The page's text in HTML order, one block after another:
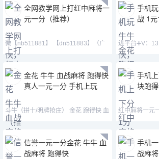
全网教学网上打红中麻将一
元一分（推荐）
微【nb511881】 【dn511883】（广
东一元一分红中癞子爆
手机
战 1
进平台➕V：
金花 牛牛 血战麻将 跑得快
真人一元一分 手机上玩
斗牛（拼十/明牌抢庄） 金花 跑得快 血
战麻将 德州扑克➕
手机
块跑
红中麻将一元
信誉一元一分金花 牛牛 血
战麻将 跑得快
手机
战麻